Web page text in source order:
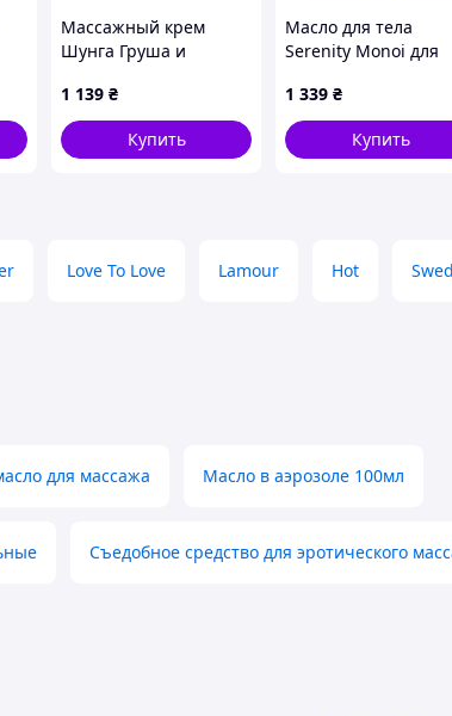
со
центры,
Массажный крем
Шунга Груша и
мл, 11E1757H4
1 139 ₴
Купить
Масло для тела
Serenity Monoi для
1 339 ₴
Купить
Love To Love Lamour Hot
для массажа Масло в аэрозоле 100мл
Съедобное средство для эротического